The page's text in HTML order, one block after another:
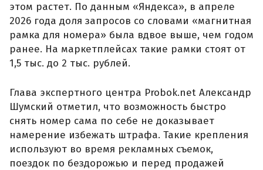
этом растет. По данным «Яндекса», в апреле
2026 года доля запросов со словами «магнитная
рамка для номера» была вдвое выше, чем годом
ранее. На маркетплейсах такие рамки стоят от
1,5 тыс. до 2 тыс. рублей.
Глава экспертного центра Probok.net Александр
Шумский отметил, что возможность быстро
снять номер сама по себе не доказывает
намерение избежать штрафа. Такие крепления
используют во время рекламных съемок,
поездок по бездорожью и перед продажей